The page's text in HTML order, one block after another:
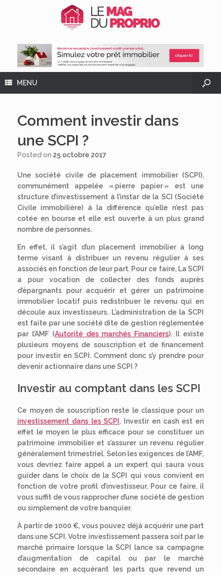
MENU
Comment investir dans
une SCPI ?
Posted on 25 octobre 2017
Une société civile de placement immobilier (SCPI),
communément appelée « pierre papier » est une
structure d’investissement à l’instar de la SCI (Société
Civile immobilière) à la différence qu’elle n’est pas
cotée en bourse et elle est ouverte à un plus grand
nombre de personnes.
En effet, il s’agit d’un placement immobilier à long
terme visant à distribuer un revenu régulier à ses
associés en fonction de leur part. Pour ce faire, La SCPI
a pour vocation de collecter des fonds auprès
d’épargnants pour acquérir et gérer un patrimoine
immobilier locatif puis redistribuer le revenu qui en
découle aux investisseurs. L’administration de la SCPI
est faite par une société dite de gestion règlementée
par l’AMF (Autorité des marchés Financiers). Il existe
plusieurs moyens de souscription et de financement
pour investir en SCPI. Comment donc s’y prendre pour
devenir actionnaire dans une SCPI ?
Investir au comptant dans les SCPI
Ce moyen de souscription reste le classique pour un
investissement dans les SCPI. Investir en cash est en
effet le moyen le plus efficace pour se constituer un
patrimoine immobilier et s’assurer un revenu régulier
généralement trimestriel. Selon les exigences de l’AMF,
vous devriez faire appel à un expert qui saura vous
guider dans le choix de la SCPI qui vous convient en
fonction de votre profil d’investisseur. Pour ce faire, il
vous suffit de vous rapprocher d’une société de gestion
ou simplement de votre banquier.
À partir de 1000 €, vous pouvez déjà acquérir une part
dans une SCPI. Votre investissement passera soit par le
marché primaire lorsque la SCPI lance sa campagne
d’augmentation de capital ou par le marché
secondaire en acquérant les parts que revend un